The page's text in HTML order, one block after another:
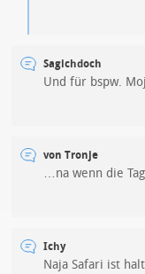
Sagichdoch
Und für bspw.
von Tronje
…na wenn die
Ichy
Naja Safari ist